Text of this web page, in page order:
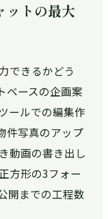
トの最大
できるかどう
ベースの企画案
ールでの編集作
件写真のアップ
動画の書き出し
方形の3フォー
開までの工程数